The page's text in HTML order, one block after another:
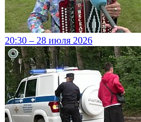
20:30 – 28 июля 2026